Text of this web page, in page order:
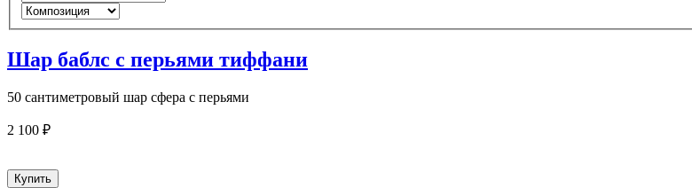
Шар баблс с перьями тиффани
50 сантиметровый шар сфера с перьями
2 100 ₽